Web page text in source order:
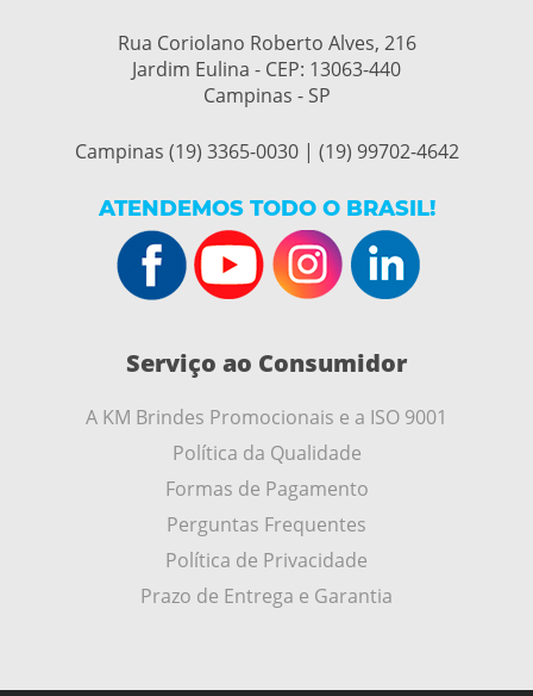
Rua Coriolano Roberto Alves, 216
Jardim Eulina - CEP: 13063-440
Campinas - SP
Campinas (19) 3365-0030 | (19) 99702-4642
ATENDEMOS TODO O BRASIL!
Serviço ao Consumidor
A KM Brindes Promocionais e a ISO 9001
Política da Qualidade
Formas de Pagamento
Perguntas Frequentes
Política de Privacidade
Prazo de Entrega e Garantia